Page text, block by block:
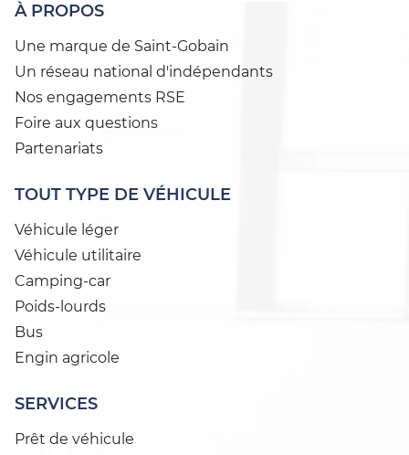
À PROPOS
Une marque de Saint-Gobain
Un réseau national d'indépendants
Nos engagements RSE
Foire aux questions
Partenariats
TOUT TYPE DE VÉHICULE
Véhicule léger
Véhicule utilitaire
Camping-car
Poids-lourds
Bus
Engin agricole
SERVICES
Prêt de véhicule